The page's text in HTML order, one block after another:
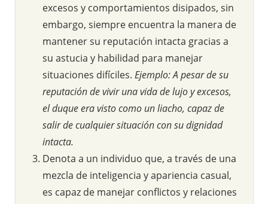
excesos y comportamientos disipados, sin
embargo, siempre encuentra la manera de
mantener su reputación intacta gracias a
su astucia y habilidad para manejar
situaciones difíciles. Ejemplo: A pesar de su
reputación de vivir una vida de lujo y excesos,
el duque era visto como un liacho, capaz de
salir de cualquier situación con su dignidad
intacta.
Denota a un individuo que, a través de una
mezcla de inteligencia y apariencia casual,
es capaz de manejar conflictos y relaciones